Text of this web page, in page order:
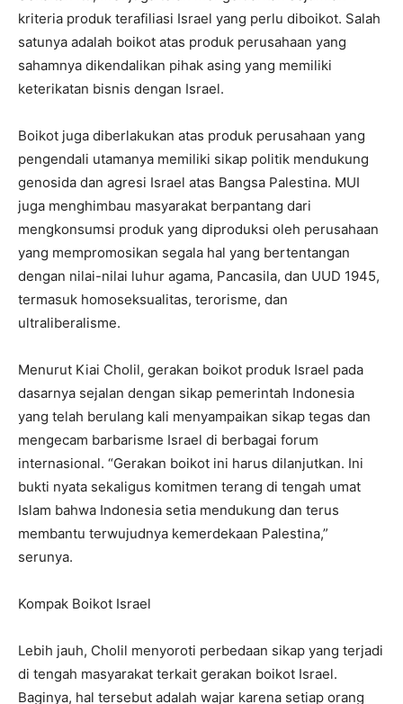
kriteria produk terafiliasi Israel yang perlu diboikot. Salah
satunya adalah boikot atas produk perusahaan yang
sahamnya dikendalikan pihak asing yang memiliki
keterikatan bisnis dengan Israel.
Boikot juga diberlakukan atas produk perusahaan yang
pengendali utamanya memiliki sikap politik mendukung
genosida dan agresi Israel atas Bangsa Palestina. MUI
juga menghimbau masyarakat berpantang dari
mengkonsumsi produk yang diproduksi oleh perusahaan
yang mempromosikan segala hal yang bertentangan
dengan nilai-nilai luhur agama, Pancasila, dan UUD 1945,
termasuk homoseksualitas, terorisme, dan
ultraliberalisme.
Menurut Kiai Cholil, gerakan boikot produk Israel pada
dasarnya sejalan dengan sikap pemerintah Indonesia
yang telah berulang kali menyampaikan sikap tegas dan
mengecam barbarisme Israel di berbagai forum
internasional. “Gerakan boikot ini harus dilanjutkan. Ini
bukti nyata sekaligus komitmen terang di tengah umat
Islam bahwa Indonesia setia mendukung dan terus
membantu terwujudnya kemerdekaan Palestina,”
serunya.
Kompak Boikot Israel
Lebih jauh, Cholil menyoroti perbedaan sikap yang terjadi
di tengah masyarakat terkait gerakan boikot Israel.
Baginya, hal tersebut adalah wajar karena setiap orang